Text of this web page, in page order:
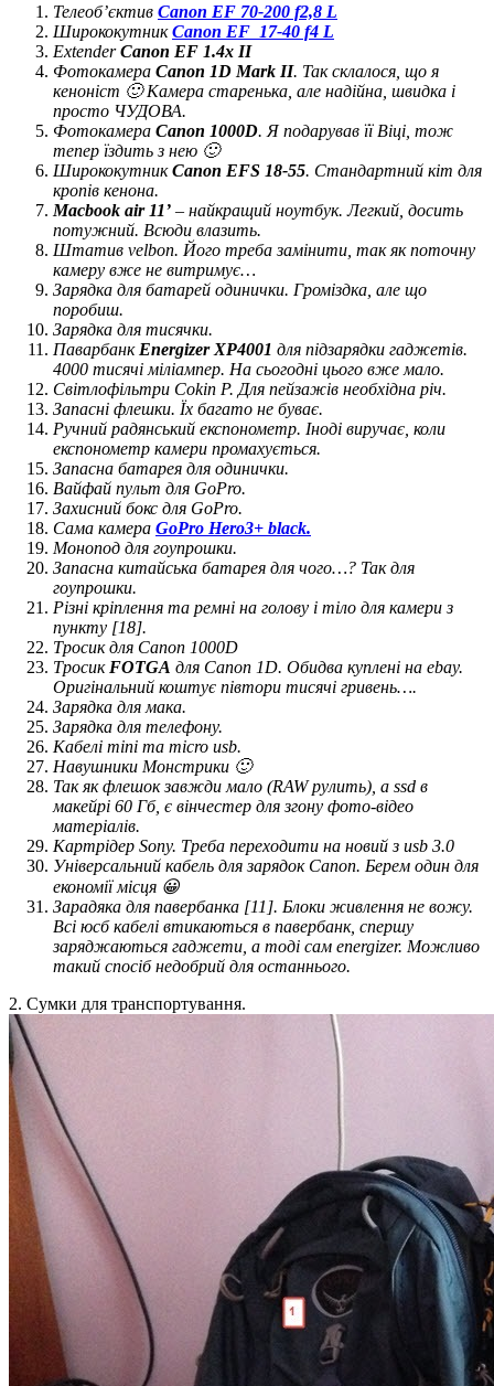
Телеоб’єктив Canon EF 70-200 f2,8 L
ШирококутникCanon EF 17-40 f4 L
ExtenderCanon EF 1.4x II
Фотокамера Canon 1D Mark II. Так склалося, що я
кеноніст 🙂 Камера старенька, але надійна, швидка і
просто ЧУДОВА.
Фотокамера Canon 1000D. Я подарував її Віці, тож
тепер їздить з нею 🙂
ШирококутникCanon EFS 18-55. Стандартний кіт для
кропів кенона.
Macbook air 11’ – найкращий ноутбук. Легкий, досить
потужний. Всюди влазить.
Штатив velbon. Його треба замінити, так як поточну
камеру вже не витримує…
Зарядка для батарей одинички. Громіздка, але що
поробиш.
Зарядка для тисячки.
Паварбанк Energizer XP4001 для підзарядки гаджетів.
4000 тисячі міліампер. На сьогодні цього вже мало.
Світлофільтри Cokin P. Для пейзажів необхідна річ.
Запасні флешки. Їх багато не буває.
Ручний радянський експонометр. Іноді виручає, коли
експонометр камери промахується.
Запасна батарея для одинички.
Вайфай пульт для GoPro.
Захисний бокс для GoPro.
Сама камера GoPro Hero3+ black.
Монопод для гоупрошки.
Запасна китайська батарея для чого…? Так для
гоупрошки.
Різні кріплення та ремні на голову і тіло для камери з
пункту [18].
Тросик для Canon 1000D
Тросик FOTGA для Canon 1D. Обидва куплені на ebay.
Оригінальний коштує півтори тисячі гривень….
Зарядка для мака.
Зарядка для телефону.
Кабелі mini та micro usb.
Навушники Монстрики 🙂
Так як флешок завжди мало (RAW рулить), а ssd в
макейрі 60 Гб, є вінчестер для згону фото-відео
матеріалів.
Картрідер Sony. Треба переходити на новий з usb 3.0
Універсальний кабель для зарядок Canon. Берем один для
економії місця 😀
Зарадяка для павербанка [11]. Блоки живлення не вожу.
Всі юсб кабелі втикаються в павербанк, спершу
заряджаються гаджети, а тоді сам energizer. Можливо
такий спосіб недобрий для останнього.
2. Сумки для транспортування.